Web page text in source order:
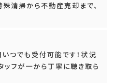
清掃から不動産売却まで、
つでも受付可能です！状況
ッフが一から丁寧に聴き取ら